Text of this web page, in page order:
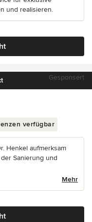
und realisieren.
Gesponsert
Sternen
verfügbar
Henkel aufmerksam
Sanierung und
Mehr